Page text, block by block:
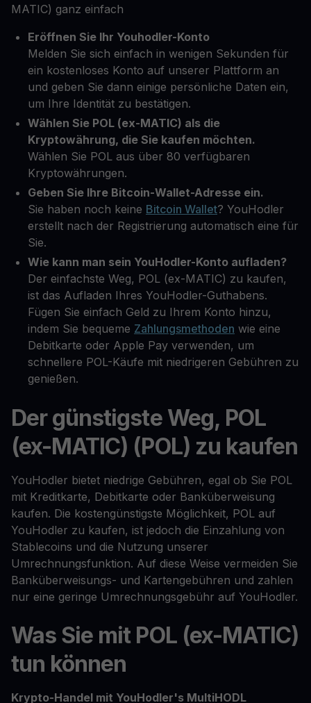
MATIC) ganz einfach
Eröffnen Sie Ihr Youhodler-Konto
Melden Sie sich einfach in wenigen Sekunden für
ein kostenloses Konto auf unserer Plattform an
und geben Sie dann einige persönliche Daten ein,
um Ihre Identität zu bestätigen.
Wählen Sie POL (ex-MATIC) als die
Kryptowährung, die Sie kaufen möchten.
Wählen Sie POL aus über 80 verfügbaren
Kryptowährungen.
Geben Sie Ihre Bitcoin-Wallet-Adresse ein.
Sie haben noch keine Bitcoin Wallet? YouHodler
erstellt nach der Registrierung automatisch eine für
Sie.
Wie kann man sein YouHodler-Konto aufladen?
Der einfachste Weg, POL (ex-MATIC) zu kaufen,
ist das Aufladen Ihres YouHodler-Guthabens.
Fügen Sie einfach Geld zu Ihrem Konto hinzu,
indem Sie bequeme Zahlungsmethoden wie eine
Debitkarte oder Apple Pay verwenden, um
schnellere POL-Käufe mit niedrigeren Gebühren zu
genießen.
Der günstigste Weg, POL
(ex-MATIC) (POL) zu kaufen
YouHodler bietet niedrige Gebühren, egal ob Sie POL
mit Kreditkarte, Debitkarte oder Banküberweisung
kaufen. Die kostengünstigste Möglichkeit, POL auf
YouHodler zu kaufen, ist jedoch die Einzahlung von
Stablecoins und die Nutzung unserer
Umrechnungsfunktion. Auf diese Weise vermeiden Sie
Banküberweisungs- und Kartengebühren und zahlen
nur eine geringe Umrechnungsgebühr auf YouHodler.
Was Sie mit POL (ex-MATIC)
tun können
Krypto-Handel mit YouHodler's MultiHODL